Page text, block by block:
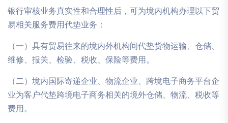
银行审核业务真实性和合理性后，可为境内机构办理以下贸
易相关服务费用代垫业务：
（一）具有贸易往来的境内外机构间代垫货物运输、仓储、
维修、报关、检验、税收、保险等费用。
（二）境内国际寄递企业、物流企业、跨境电子商务平台企
业为客户代垫跨境电子商务相关的境外仓储、物流、税收等
费用。